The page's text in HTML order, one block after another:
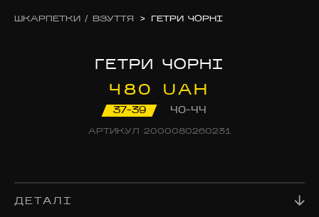
ШКАРПЕТКИ / ВЗУТТЯ > ГЕТРИ ЧОРНІ
АРТИКУЛ 2000080260231
ГЕТРИ ЧОРНІ
480 UAH
ДЕТАЛІ
37-39 40-44